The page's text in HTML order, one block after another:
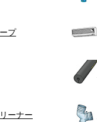
プ
ーナー